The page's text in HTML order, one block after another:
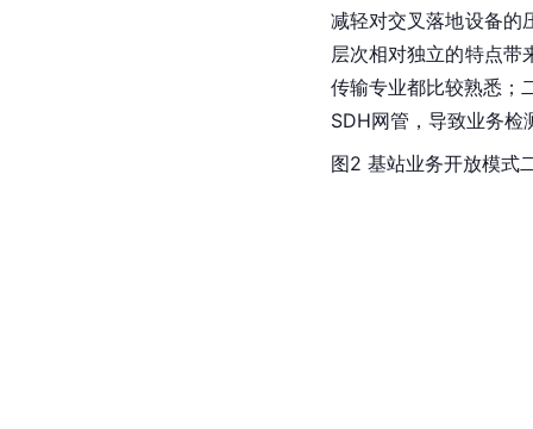
减轻对交叉落地设备的
层次相对独立的特点带
传输专业都比较熟悉；
SDH网管，导致业务检
图2 基站业务开放模式